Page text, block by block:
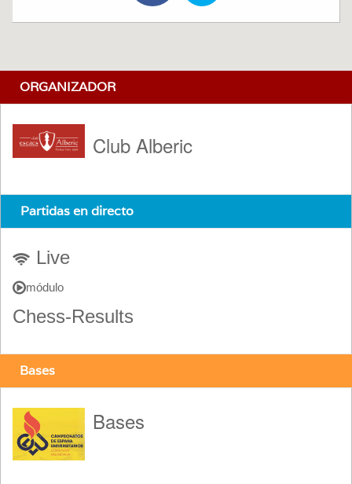
ORGANIZADOR
Club Alberic
Partidas en directo
Live
módulo
Chess-Results
Bases
Bases